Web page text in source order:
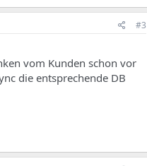
#3
vom Kunden schon vor
die entsprechende DB